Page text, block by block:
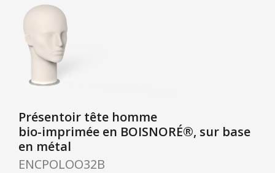
Présentoir tête homme
bio-imprimée en BOISNORÉ®, sur base
en métal
ENCPOLOO32B